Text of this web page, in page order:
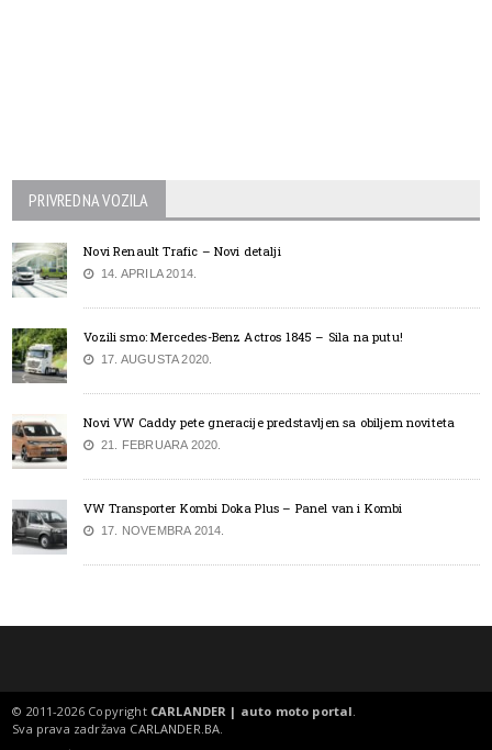
PRIVREDNA VOZILA
Novi Renault Trafic – Novi detalji
14. APRILA 2014.
Vozili smo: Mercedes-Benz Actros 1845 – Sila na putu!
17. AUGUSTA 2020.
Novi VW Caddy pete gneracije predstavljen sa obiljem noviteta
21. FEBRUARA 2020.
VW Transporter Kombi Doka Plus – Panel van i Kombi
17. NOVEMBRA 2014.
© 2011-2026 Copyright CARLANDER | auto moto portal
Sva prava zadržava CARLANDER.BA